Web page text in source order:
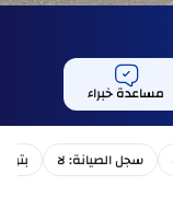
مساعدة خبراء
سجل الصيانة: لا بترول